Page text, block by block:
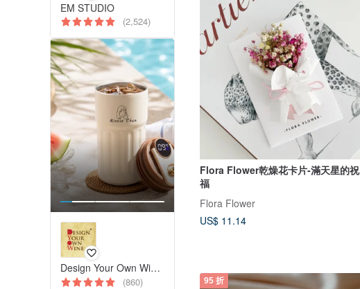
EM STUDIO
(2,524)
Design Your Own Wine 香港酒瓶雕刻禮品專門店
(860)
Flora Flower乾燥花卡片-滿天星的祝
福
Flora Flower
US$ 11.14
95 折